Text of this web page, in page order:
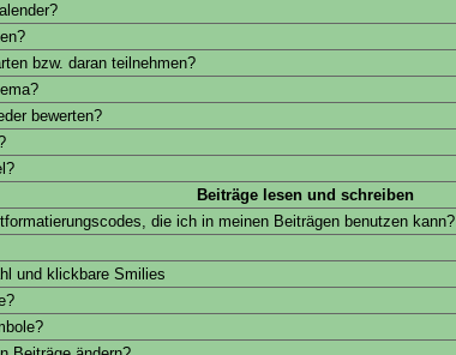
bzw. daran teilnehmen?
bewerten?
Beiträge lesen und schreiben
die ich in meinen Beiträgen benutzen kann?
und klickbare Smilies